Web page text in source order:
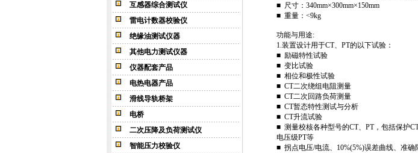
互感器综合测试仪
雷电计数器校验仪
绝缘油测试仪器
其他电力测试仪器
仪器配套产品
电热电器产品
滑线导轨桥架
电桥
二次压降及负荷测试仪
智能压力校验仪
■ 尺寸：340mm×300mm×150mm
■ 重量：<9kg
功能与用途:
1.装置设计用于CT、PT的以下试验：
■ 励磁特性试验
■ 变比试验
■ 相位和极性试验
■ CT二次绕组电阻测量
■ CT二次回路负荷测量
■ CT暂态特性测试与分析
■ CT升流试验
■ 测量校核各种型号的CT、PT，包括保护
电压级PT等
■ 拐点电压/电流、10%(5%)误差曲线、准